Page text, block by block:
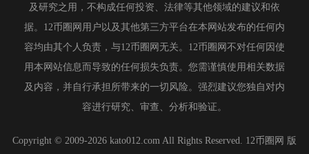
及研究之用，不构成任何投资、法律等其他领域的建议和依
据。12币圈网用户以及其他第三方平台在本网站发布的任何内
容均由其个人负责，与12币圈网无关。12币圈网不对任何因使
用本网站信息而导致的任何损失负责。您需谨慎使用相关数据
及内容，并自行承担所带来的一切风险。强烈建议您独自对内
容进行研究、审查、分析和验证。
Copyright © 2009-2026 kato012.com All Rights Reserved. 12币圈网 版